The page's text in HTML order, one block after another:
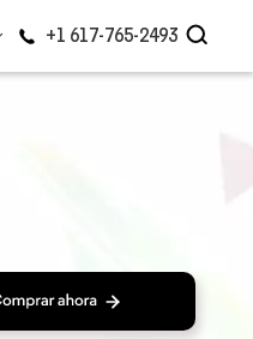
+1 617-765-2493